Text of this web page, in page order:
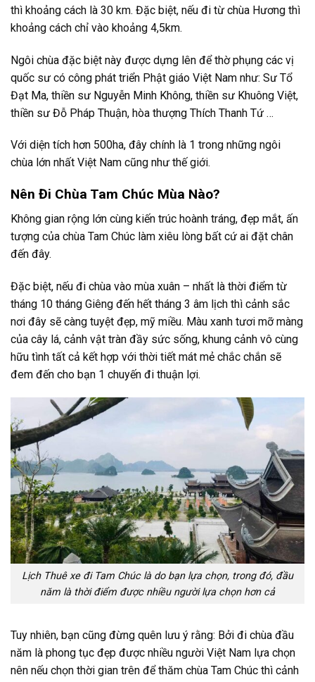
thì khoảng cách là 30 km. Đặc biệt, nếu đi từ chùa Hương thì
khoảng cách chỉ vào khoảng 4,5km.
Ngôi chùa đặc biệt này được dựng lên để thờ phụng các vị
quốc sư có công phát triển Phật giáo Việt Nam như: Sư Tổ
Đạt Ma, thiền sư Nguyễn Minh Không, thiền sư Khuông Việt,
thiền sư Đỗ Pháp Thuận, hòa thượng Thích Thanh Tứ …
Với diện tích hơn 500ha, đây chính là 1 trong những ngôi
chùa lớn nhất Việt Nam cũng như thế giới.
Nên Đi Chùa Tam Chúc Mùa Nào?
Không gian rộng lớn cùng kiến trúc hoành tráng, đẹp mắt, ấn
tượng của chùa Tam Chúc làm xiêu lòng bất cứ ai đặt chân
đến đây.
Đặc biệt, nếu đi chùa vào mùa xuân – nhất là thời điểm từ
tháng 10 tháng Giêng đến hết tháng 3 âm lịch thì cảnh sắc
nơi đây sẽ càng tuyệt đẹp, mỹ miều. Màu xanh tươi mỡ màng
của cây lá, cảnh vật tràn đầy sức sống, khung cảnh vô cùng
hữu tình tất cả kết hợp với thời tiết mát mẻ chắc chắn sẽ
đem đến cho bạn 1 chuyến đi thuận lợi.
Lịch Thuê xe đi Tam Chúc là do bạn lựa chọn, trong đó, đầu
năm là thời điểm được nhiều người lựa chọn hơn cả
Tuy nhiên, bạn cũng đừng quên lưu ý rằng: Bởi đi chùa đầu
năm là phong tục đẹp được nhiều người Việt Nam lựa chọn
nên nếu chọn thời gian trên để thăm chùa Tam Chúc thì cảnh